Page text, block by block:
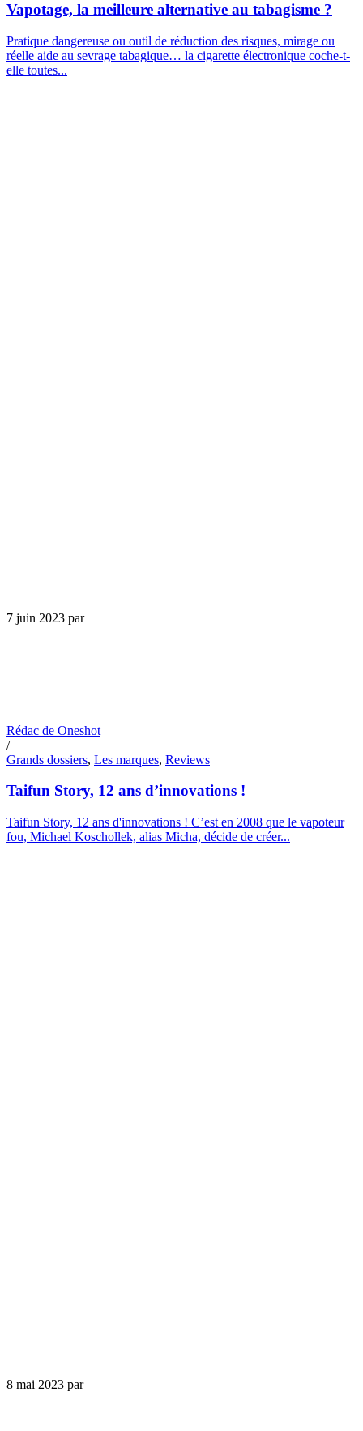
Vapotage, la meilleure alternative au tabagisme ?
Pratique dangereuse ou outil de réduction des risques, mirage ou
réelle aide au sevrage tabagique… la cigarette électronique coche-t-
elle toutes...
7 juin 2023 par
Rédac de Oneshot
/
Grands dossiers, Les marques, Reviews
Taifun Story, 12 ans d’innovations !
Taifun Story, 12 ans d'innovations ! C’est en 2008 que le vapoteur
fou, Michael Koschollek, alias Micha, décide de créer...
8 mai 2023 par